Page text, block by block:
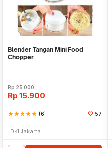
Blender Tangan Mini Food
Chopper
Rp25.000
Rp 15.900
starstarstarstarstar (6) 57
DKI Jakarta